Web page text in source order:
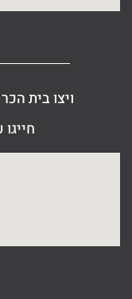
ויצו בית
חייגו